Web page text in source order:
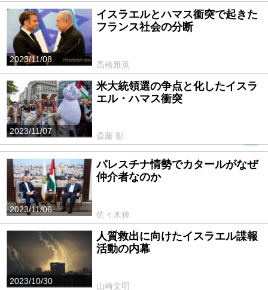
2023/11/08
イスラエルとハマス衝突で起きた
フランス社会の分断
高橋雅英
2023/11/07
米大統領選の争点と化したイスラ
エル・ハマス衝突
斎藤 彰
2023/11/06
パレスチナ情勢でカタールがなぜ
仲介者なのか
佐々木伸
2023/10/30
人質救出に向けたイスラエル諜報
活動の内幕
山崎文明